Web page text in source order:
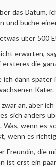
das Datum,
und buche
über 500
erwarten,
die
ich dann später
Kater.
an, aber
sich anders
Was, wenn es
wenn es
Freundin, die
ist erst ein